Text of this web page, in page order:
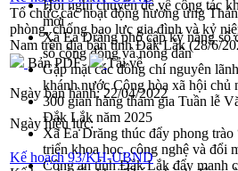
Hội nghị chuyên đề về công tác
mới
Xã Ea Drăng phổ cập kỹ năng số
số cộng đồng và nông dân
Gặp mặt các đồng chí nguyên
khánh nước Cộng hòa xã hội chủ
300 gian hàng tham gia Tuần lễ
Đắk Lắk năm 2025
Xã Ea Drăng thúc đẩy phong
triển khoa học, công nghệ và đổi
Công an tỉnh Đắk Lắk đẩy mạnh
Tổ chức các hoạt động hưởng ứng
phòng, chống bạo lực gia đình và kỷ
Nam trên địa bàn tỉnh Đắk Lắk (28/6/
Bản PDF
Tải về
Ngày ban hành:22/04/2022
Ngày hiệu lực:
Kế hoạch 93/KH-UBND